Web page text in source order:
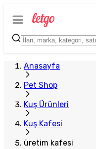
Anasayfa
Pet Shop
Kuş Ürünleri
Kuş Kafesi
üretim kafesi